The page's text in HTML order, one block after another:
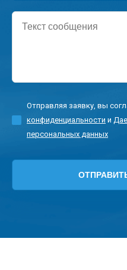
сообщения
Отправляя заявку, вы
конфиденциальности и
персональных данных